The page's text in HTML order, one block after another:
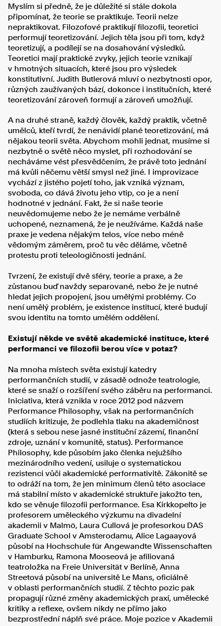
Myslím si předně, že je důležité si stále dokola
připomínat, že teorie se praktikuje. Teorii nelze
nepraktikovat. Filozofové praktikují filozofii, teoretici
performují teoretizování. Jejich těla jsou při tom, když
teoretizují, a podílejí se na dosahování výsledků.
Teoretici mají praktické zvyky, jejich teorie vznikají
v hmotných situacích, které jsou pro výsledek
konstitutivní. Judith Butlerová mluví o nezbytnosti opor,
různých zaužívaných bází, dokonce i institučních, které
teoretizování zároveň formují a zároveň umožňují.
A na druhé straně, každý člověk, každý praktik, včetně
umělců, kteří tvrdí, že nenávidí plané teoretizování, má
nějakou teorii světa. Abychom mohli jednat, musíme si
nezbytně o světě něco myslet, při rozhodování se
necháváme vést přesvědčením, že právě toto jednání
má kvůli něčemu větší smysl než jiné. I improvizace
vychází z jistého pojetí toho, jak vzniká význam,
svoboda, co dává životu jeho vtip, co je a není
hodnotné v jednání. Fakt, že si naše teorie
neuvědomujeme nebo že je nemáme verbálně
uchopené, neznamená, že je neužíváme. Každá naše
praxe je vedena nějakým telos, více nebo méně
vědomým záměrem, proč tu věc děláme, včetně
protestu proti teleologičnosti jednání.
Tvrzení, že existují dvě sféry, teorie a praxe, a že
zůstanou buď navždy separované, nebo že je nutné
hledat jejich propojení, jsou umělými problémy. Co
není umělý problém, je existence institucí, které budují
svou identitu na tomto umělém oddělení.
Existují někde ve světě akademické instituce, které
performanci ve filozofii berou více v potaz?
Na mnoha místech světa existují katedry
performančních studií, v zásadě odnože teatrologie,
které se snaží o rozšíření svého záběru na performanci.
Iniciativa, která vznikla v roce 2012 pod názvem
Performance Philosophy, však na performančních
studiích kritizuje, že podlehla tlaku na akademičnost
(která s sebou nese jasné instituční zázemí, finanční
zdroje, uznání v komunitě, status). Performance
Philosophy, kde působím jako členka nejužšího
mezinárodního vedení, usiluje o systematickou
rezistenci vůči akademické performativitě. Zákonitě se
to odráží na tom, že jen minimum členů této asociace
má stabilní místo v akademické struktuře jakožto ten,
kdo se věnuje filozofii performance. Esa Kirkkopelto je
profesorem uměleckého výzkumu na divadelní
akademii v Malmö, Laura Cullová je profesorkou DAS
Graduate School v Amsterodamu, Alice Lagaayová
působí na Hochschule für Angewandte Wissenschaften
v Hamburku, Ramona Mooseová je afiliovaná
teatroložka na Freie Universität v Berlíně, Anna
Streetová působí na universitě Le Mans, oficiálně
v oblasti performančních studií. Z těchto pozic pak
propagují různé změny akademických praxí, umělecké
kritiky a reflexe, ovšem nikdy ne přímo jako
bezprostřední náplň své práce. Moje pozice v Akademii